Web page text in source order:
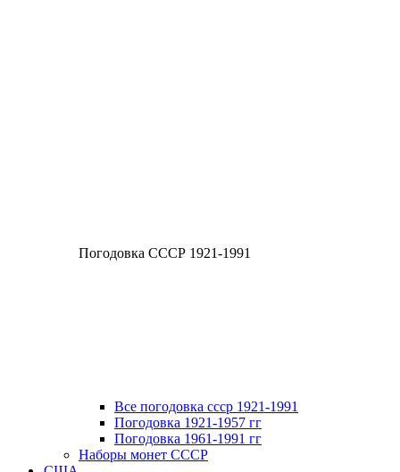
Погодовка СССР 1921-1991
Все погодовка ссср 1921-1991
Погодовка 1921-1957 гг
Погодовка 1961-1991 гг
Наборы монет СССР